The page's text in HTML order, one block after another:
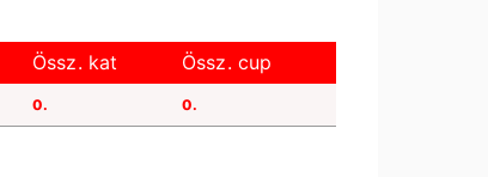
Össz. kat Össz. cup
0. 0.